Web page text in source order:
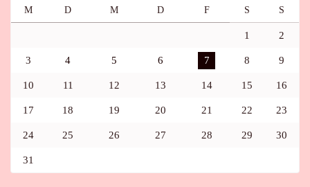
M D M D F S S
1 2
3 4 5 6 7 8 9
10 11 12 13 14 15 16
17 18 19 20 21 22 23
24 25 26 27 28 29 30
31